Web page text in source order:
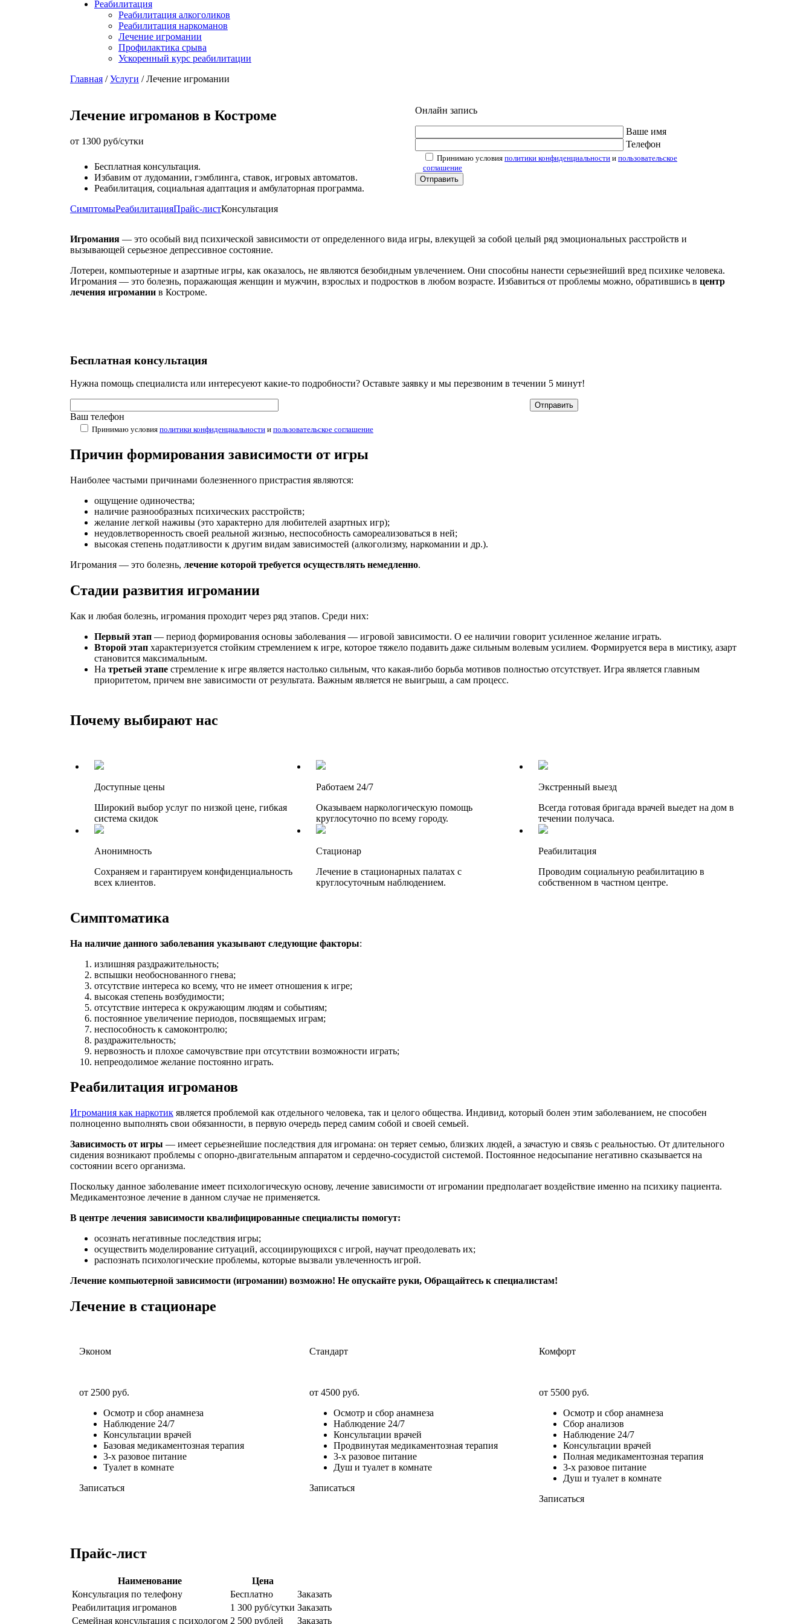
Реабилитация
Реабилитация алкоголиков
Реабилитация наркоманов
Лечение игромании
Профилактика срыва
Ускоренный курс реабилитации
Главная /Услуги /Лечение игромании
Лечение игроманов в Костроме
от 1300 руб/сутки
Бесплатная консультация.
Избавим от лудомании, гэмблинга, ставок, игровых автоматов.
Реабилитация, социальная адаптация и амбулаторная программа.
СимптомыРеабилитацияПрайс-листКонсультация
Онлайн запись
Ваше имя
Телефон
Принимаю условия политики конфиденциальности и пользовательское
соглашение
Игромания — это особый вид психической зависимости от определенного вида игры, влекущей за собой целый ряд эмоциональных расстройств и
вызывающей серьезное депрессивное состояние.
Лотереи, компьютерные и азартные игры, как оказалось, не являются безобидным увлечением. Они способны нанести серьезнейший вред психике человека.
Игромания — это болезнь, поражающая женщин и мужчин, взрослых и подростков в любом возрасте. Избавиться от проблемы можно, обратившись в центр
лечения игромании в Костроме.
Бесплатная консультация
Нужна помощь специалиста или интересуеют какие-то подробности? Оставьте заявку и мы перезвоним в течении 5 минут!
Ваш телефон
Принимаю условия политики конфиденциальности и пользовательское соглашение
Причин формирования зависимости от игры
Наиболее частыми причинами болезненного пристрастия являются:
ощущение одиночества;
наличие разнообразных психических расстройств;
желание легкой наживы (это характерно для любителей азартных игр);
неудовлетворенность своей реальной жизнью, неспособность самореализоваться в ней;
высокая степень податливости к другим видам зависимостей (алкоголизму, наркомании и др.).
Игромания — это болезнь, лечение которой требуется осуществлять немедленно.
Стадии развития игромании
Как и любая болезнь, игромания проходит через ряд этапов. Среди них:
Первый этап — период формирования основы заболевания — игровой зависимости. О ее наличии говорит усиленное желание играть.
Второй этап характеризуется стойким стремлением к игре, которое тяжело подавить даже сильным волевым усилием. Формируется вера в мистику, азарт
становится максимальным.
На третьей этапе стремление к игре является настолько сильным, что какая-либо борьба мотивов полностью отсутствует. Игра является главным
приоритетом, причем вне зависимости от результата. Важным является не выигрыш, а сам процесс.
Почему выбирают нас
Доступные цены
Широкий выбор услуг по низкой цене, гибкая
система скидок
Работаем 24/7
Оказываем наркологическую помощь
круглосуточно по всему городу.
Экстренный выезд
Всегда готовая бригада врачей выедет на дом в
течении получаса.
Анонимность
Сохраняем и гарантируем конфиденциальность
всех клиентов.
Стационар
Лечение в стационарных палатах с
круглосуточным наблюдением.
Реабилитация
Проводим социальную реабилитацию в
собственном в частном центре.
Симптоматика
На наличие данного заболевания указывают следующие факторы:
излишняя раздражительность;
вспышки необоснованного гнева;
отсутствие интереса ко всему, что не имеет отношения к игре;
высокая степень возбудимости;
отсутствие интереса к окружающим людям и событиям;
постоянное увеличение периодов, посвящаемых играм;
неспособность к самоконтролю;
раздражительность;
нервозность и плохое самочувствие при отсутствии возможности играть;
непреодолимое желание постоянно играть.
Реабилитация игроманов
Игромания как наркотик является проблемой как отдельного человека, так и целого общества. Индивид, который болен этим заболеванием, не способен
полноценно выполнять свои обязанности, в первую очередь перед самим собой и своей семьей.
Зависимость от игры — имеет серьезнейшие последствия для игромана: он теряет семью, близких людей, а зачастую и связь с реальностью. От длительного
сидения возникают проблемы с опорно-двигательным аппаратом и сердечно-сосудистой системой. Постоянное недосыпание негативно сказывается на
состоянии всего организма.
Поскольку данное заболевание имеет психологическую основу, лечение зависимости от игромании предполагает воздействие именно на психику пациента.
Медикаментозное лечение в данном случае не применяется.
В центре лечения зависимости квалифицированные специалисты помогут:
осознать негативные последствия игры;
осуществить моделирование ситуаций, ассоциирующихся с игрой, научат преодолевать их;
распознать психологические проблемы, которые вызвали увлеченность игрой.
Лечение компьютерной зависимости (игромании) возможно! Не опускайте руки, Обращайтесь к специалистам!
Лечение в стационаре
Эконом
от 2500 руб.
Осмотр и сбор анамнеза
Наблюдение 24/7
Консультации врачей
Базовая медикаментозная терапия
3-х разовое питание
Туалет в комнате
Записаться
Стандарт
от 4500 руб.
Осмотр и сбор анамнеза
Наблюдение 24/7
Консультации врачей
Продвинутая медикаментозная терапия
3-х разовое питание
Душ и туалет в комнате
Записаться
Комфорт
от 5500 руб.
Осмотр и сбор анамнеза
Сбор анализов
Наблюдение 24/7
Консультации врачей
Полная медикаментозная терапия
3-х разовое питание
Душ и туалет в комнате
Записаться
Прайс-лист
Наименование
Цена
Консультация по телефону
Бесплатно
Заказать
Реабилитация игроманов
1 300 руб/сутки Заказать
Семейная консультация с психологом 2 500 рублей Заказать